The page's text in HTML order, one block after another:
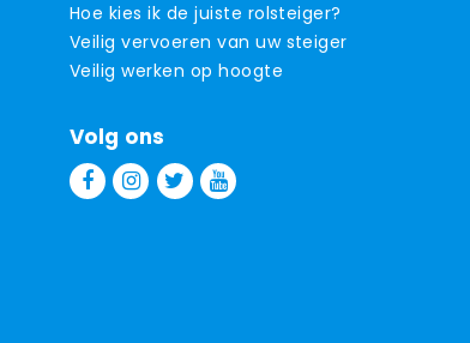
Hoe kies ik de juiste rolsteiger?
Veilig vervoeren van uw steiger
Veilig werken op hoogte
Volg ons